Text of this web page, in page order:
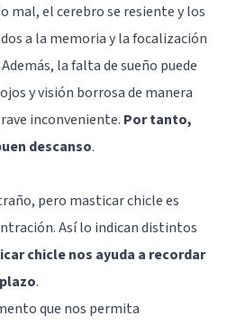
mal, el cerebro se resiente y los
a la memoria y la focalización
la falta de sueño puede
y visión borrosa de manera
inconveniente. Por tanto,
descanso.
pero masticar chicle es
. Así lo indican distintos
chicle nos ayuda a recordar
.
que nos permita